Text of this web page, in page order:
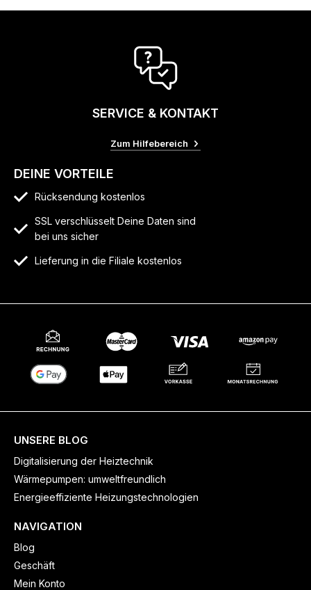
SERVICE & KONTAKT
Zum Hilfebereich
DEINE VORTEILE
Rücksendung kostenlos
SSL verschlüsselt Deine Daten sind
bei uns sicher
Lieferung in die Filiale kostenlos
UNSERE BLOG
Digitalisierung der Heiztechnik
Wärmepumpen: umweltfreundlich
Energieeffiziente Heizungstechnologien
NAVIGATION
Blog
Geschäft
Mein Konto